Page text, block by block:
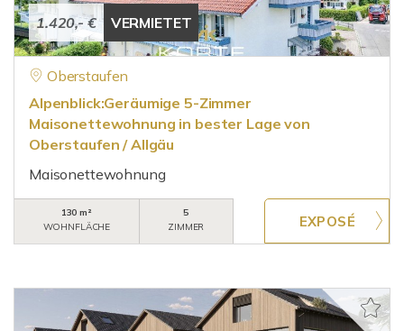
1.420,- € VERMIETET
Oberstaufen
Alpenblick:Geräumige 5-Zimmer
Maisonettewohnung in bester Lage von
Oberstaufen / Allgäu
Maisonettewohnung
130 m²
WOHNFLÄCHE
5
ZIMMER